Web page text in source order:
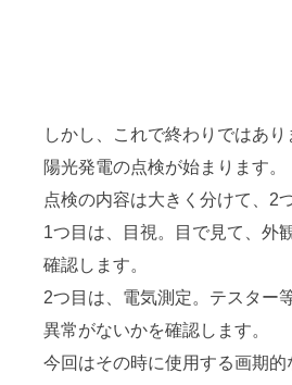
しかし、これで終わりではあ
陽光発電の点検が始まります。
点検の内容は大きく分けて、2
1つ目は、目視。目で見て、外
確認します。
2つ目は、電気測定。テスター
異常がないかを確認します。
今回はその時に使用する画期